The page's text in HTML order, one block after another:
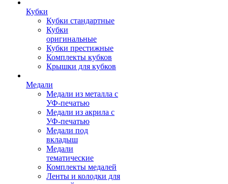
Кубки
Кубки стандартные
Кубки
оригинальные
Кубки престижные
Комплекты кубков
Крышки для кубков
Медали
Медали из металла с
УФ-печатью
Медали из акрила с
УФ-печатью
Медали под
вкладыш
Медали
тематические
Комплекты медалей
Ленты и колодки для